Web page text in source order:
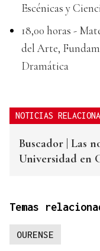
Escénicas y
18,00 horas -
del Arte,
Dramática
NOTICIAS
Buscador | Las
Universidad en
Temas
OURENSE